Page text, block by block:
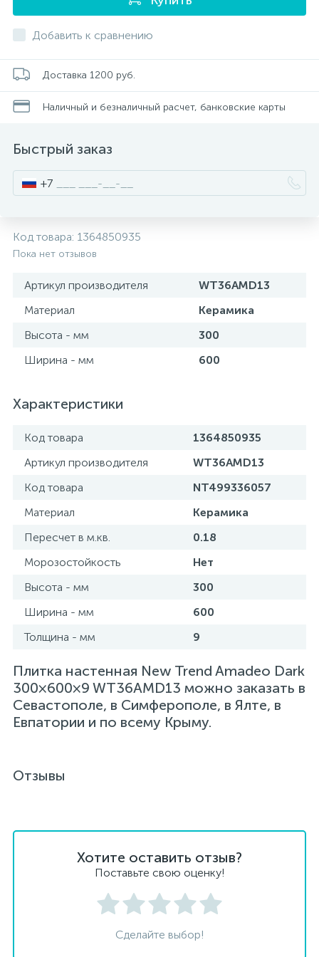
Добавить к сравнению
Доставка 1200 руб.
Наличный и безналичный расчет, банковские карты
Быстрый заказ
+7
Код товара: 1364850935
Пока нет отзывов
Артикул производителя
WT36AMD13
Материал
Керамика
Высота - мм
300
Ширина - мм
600
Характеристики
Код товара
1364850935
Артикул производителя
WT36AMD13
Код товара
NT499336057
Материал
Керамика
Пересчет в м.кв.
0.18
Морозостойкость
Нет
Высота - мм
300
Ширина - мм
600
Толщина - мм
9
Плитка настенная New Trend Amadeo Dark
300×600×9 WT36AMD13 можно заказать в
Севастополе, в Симферополе, в Ялте, в
Евпатории и по всему Крыму.
Отзывы
Хотите оставить отзыв?
Поставьте свою оценку!
Сделайте выбор!
Полотенцесушители
Ревизионный люк
Системы контроля протечки воды